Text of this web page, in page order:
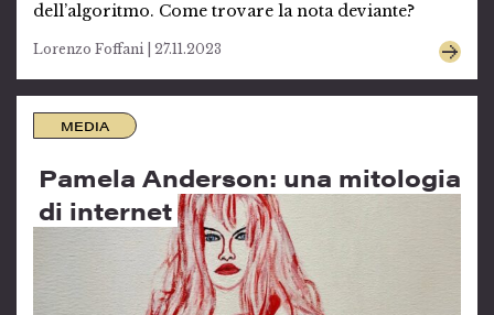
dell’algoritmo. Come trovare la nota deviante?
Lorenzo Foffani | 27.11.2023
MEDIA
Pamela Anderson: una mitologia
di internet